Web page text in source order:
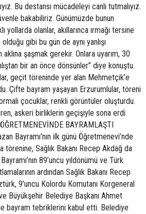
Bu destansı mücadeleyi canlı tutmalıyız.
bakabiliriz. Günümüzde bunun
yollarda olanlar, akıllarınca ırmağı tersine
gibi bu gün de aynı yanlışı
aklına şaşmak gerekir. Onlara uyarım, 30
bir an önce dönsünler” diye konuştu.
geçit töreninde yer alan Mehmetçik’e
Çifte bayram yaşayan Erzurumlular, töreni
çocuklar, renkli görüntüler oluşturdu.
askeri birliklerin geçişiyle sona erdi.
BAYRAMLAŞTI
Bayramı'nın ilk günü Öğretmenevi’nde
törenine, Sağlık Bakanı Recep Akdağ da
89’uncu yıldönümü ve Türk
ardından Sağlık Bakanı Recep
9’uncu Kolordu Komutanı Korgeneral
Büyükşehir Belediye Başkanı Ahmet
bayram tebriklerini kabul etti. Belediye